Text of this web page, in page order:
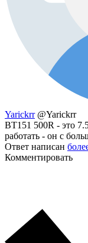
Yarickrr @Yarickrr
BT151 500R - это
работать - он с
Ответ написан
Комментировать